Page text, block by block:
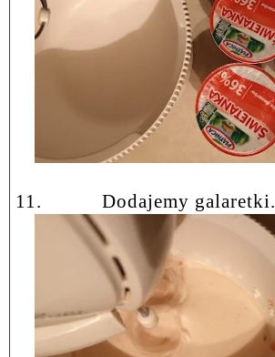
11. Dodajemy galaretki.